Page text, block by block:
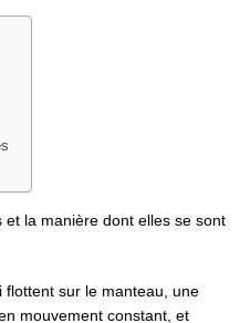
la manière dont elles se sont
flottent sur le manteau, une
mouvement constant, et